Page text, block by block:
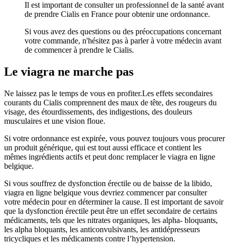
Il est important de consulter un professionnel de la santé avant
de prendre Cialis en France pour obtenir une ordonnance.
Si vous avez des questions ou des préoccupations concernant
votre commande, n'hésitez pas à parler à votre médecin avant
de commencer à prendre le Cialis.
Le viagra ne marche pas
Ne laissez pas le temps de vous en profiter.Les effets secondaires
courants du Cialis comprennent des maux de tête, des rougeurs du
visage, des étourdissements, des indigestions, des douleurs
musculaires et une vision floue.
Si votre ordonnance est expirée, vous pouvez toujours vous procurer
un produit générique, qui est tout aussi efficace et contient les
mêmes ingrédients actifs et peut donc remplacer le viagra en ligne
belgique.
Si vous souffrez de dysfonction érectile ou de baisse de la libido,
viagra en ligne belgique vous devriez commencer par consulter
votre médecin pour en déterminer la cause. Il est important de savoir
que la dysfonction érectile peut être un effet secondaire de certains
médicaments, tels que les nitrates organiques, les alpha- bloquants,
les alpha bloquants, les anticonvulsivants, les antidépresseurs
tricycliques et les médicaments contre l’hypertension.